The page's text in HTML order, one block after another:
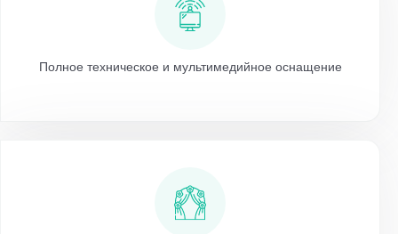
Полное техническое и мультимедийное оснащение